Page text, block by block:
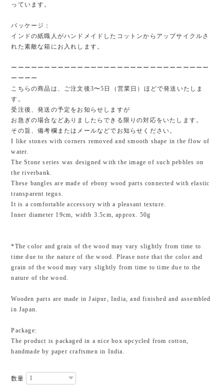
っています。
パッケージ：
インドの紙職人がハンドメイドしたコットンからアップサイクルさ
れた素敵な箱にお入れします。
ーーーーーーーーーーーーーーーーーーーーーーーーーーーーーー
ーーーー
こちらの商品は、ご注文後3〜5日（営業日）ほどで発送いたしま
す。
受注後、発送の予定をお知らせしますが
お急ぎの場合などありましたらできる限りの対応をいたします。
その旨、備考欄またはメールなどでお知らせください。
I like stones with corners removed and smooth shape in the flow of
water.
The Stone series was designed with the image of such pebbles on
the riverbank.
These bangles are made of ebony wood parts connected with elastic
transparent tegus.
It is a comfortable accessory with a pleasant texture.
Inner diameter 19cm, width 3.5cm, approx. 50g
*The color and grain of the wood may vary slightly from time to
time due to the nature of the wood. Please note that the color and
grain of the wood may vary slightly from time to time due to the
nature of the wood.
Wooden parts are made in Jaipur, India, and finished and assembled
in Japan.
Package:
The product is packaged in a nice box upcycled from cotton,
handmade by paper craftsmen in India.
数量